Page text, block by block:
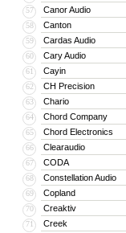
57 Canor Audio
58 Canton
59 Cardas Audio
60 Cary Audio
61 Cayin
62 CH Precision
63 Chario
64 Chord Company
65 Chord Electronics
66 Clearaudio
67 CODA
68 Constellation Audio
69 Copland
70 Creaktiv
71 Creek